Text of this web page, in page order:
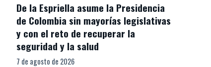
De la Espriella asume la Presidencia
de Colombia sin mayorías legislativas
y con el reto de recuperar la
seguridad y la salud
7 de agosto de 2026